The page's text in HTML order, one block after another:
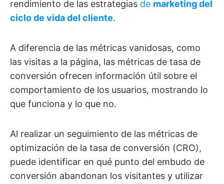
rendimiento de las estrategias de marketing del
ciclo de vida del cliente.
A diferencia de las métricas vanidosas, como
las visitas a la página, las métricas de tasa de
conversión ofrecen información útil sobre el
comportamiento de los usuarios, mostrando lo
que funciona y lo que no.
Al realizar un seguimiento de las métricas de
optimización de la tasa de conversión (CRO),
puede identificar en qué punto del embudo de
conversión abandonan los visitantes y utilizar